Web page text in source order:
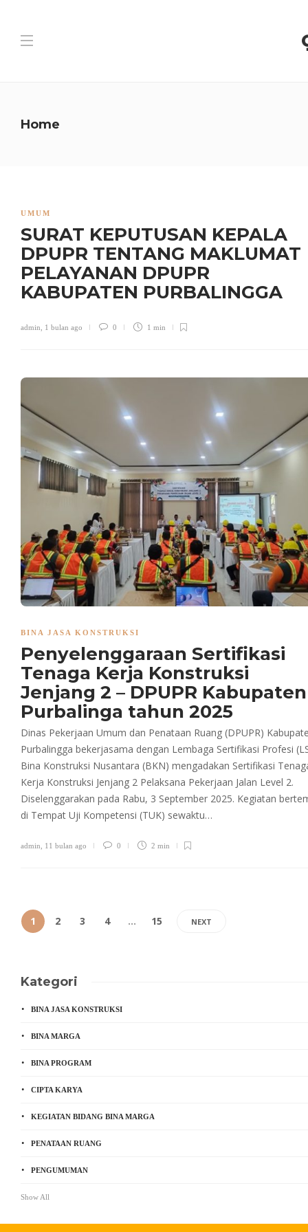
Home
UMUM
SURAT KEPUTUSAN KEPALA
DPUPR TENTANG MAKLUMAT
PELAYANAN DPUPR
KABUPATEN PURBALINGGA
admin 1 bulan ago 0 1 min
BINA JASA KONSTRUKSI
Penyelenggaraan Sertifikasi
Tenaga Kerja Konstruksi
Jenjang 2 – DPUPR Kabupaten
Purbalinga tahun 2025
Dinas Pekerjaan Umum dan Penataan Ruang (DPUPR)
Purbalingga bekerjasama dengan Lembaga Sertifikasi Profesi
Bina Konstruksi Nusantara (BKN) mengadakan Sertifikasi
Kerja Konstruksi Jenjang 2 Pelaksana Pekerjaan Jalan Level 2.
Diselenggarakan pada Rabu, 3 September 2025. Kegiatan
di Tempat Uji Kompetensi (TUK) sewaktu…
admin 11 bulan ago 0 2 min
1 2 3 4 … 15 NEXT
Kategori
BINA JASA KONSTRUKSI
BINA MARGA
BINA PROGRAM
CIPTA KARYA
KEGIATAN BIDANG BINA MARGA
PENATAAN RUANG
PENGUMUMAN
Show All